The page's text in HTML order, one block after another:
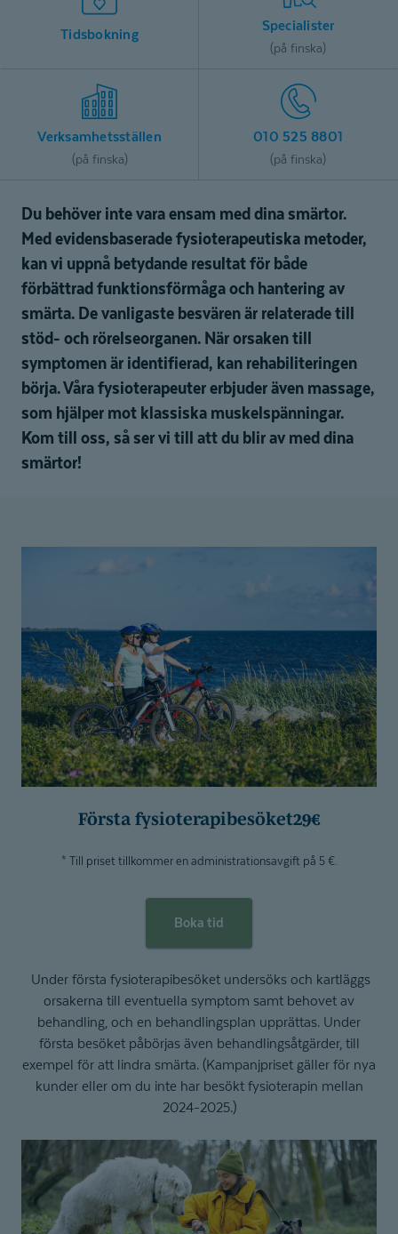
Tidsbokning Specialister
(på finska)
Verksamhetsställen
(på finska)
010 525 8801
(på finska)
Du behöver inte vara ensam med dina smärtor.
Med evidensbaserade fysioterapeutiska metoder,
kan vi uppnå betydande resultat för både
förbättrad funktionsförmåga och hantering av
smärta. De vanligaste besvären är relaterade till
stöd- och rörelseorganen. När orsaken till
symptomen är identifierad, kan rehabiliteringen
börja. Våra fysioterapeuter erbjuder även massage,
som hjälper mot klassiska muskelspänningar.
Kom till oss, så ser vi till att du blir av med dina
smärtor!
Första fysiotera­pi­besöket29€
* Till priset tillkommer en administrationsavgift på 5 €.
Boka tid
Under första fysioterapibesöket undersöks och kartläggs
orsakerna till eventuella symptom samt behovet av
behandling, och en behandlingsplan upprättas. Under
första besöket påbörjas även behandlingsåtgärder, till
exempel för att lindra smärta. (Kampanjpriset gäller för nya
kunder eller om du inte har besökt fysioterapin mellan
2024-2025.)